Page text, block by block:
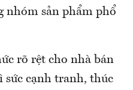
nhóm sản phẩm phổ
rõ rệt cho nhà bán
sức cạnh tranh, thúc